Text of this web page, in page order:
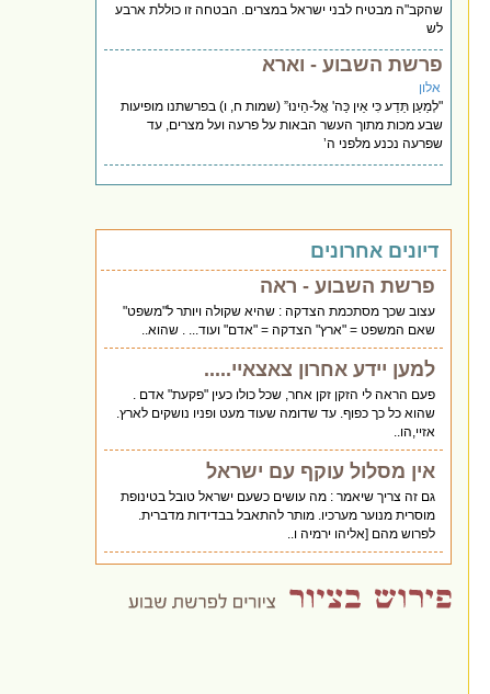
שהקב"ה מבטיח לבני ישראל במצרים. הבטחה זו כוללת ארבע
לש
פרשת השבוע - וארא
אלון
"לְמַעַן תֵּדַע כִּי אֵין כַּה' אֱלֹ-הֵינוּ” (שמות ח, ו) בפרשתנו מופיעות
שבע מכות מתוך העשר הבאות על פרעה ועל מצרים, עד
שפרעה נכנע מלפני ה’
דיונים אחרונים
פרשת השבוע - ראה
עצוב שכך מסתכמת הצדקה : שהיא שקולה ויותר ל"משפט"
שאם המשפט = "ארץ" הצדקה = "אדם" ועוד... . שהוא..
למען יידע אחרון צאצאיי.....
פעם הראה לי הזקן זקן אחר, שכל כולו כעין "פקעת" אדם .
שהוא כל כך כפוף. עד שדומה שעוד מעט ופניו נושקים לארץ.
אזיי,הו..
אין מסלול עוקף עם ישראל
גם זה צריך שיאמר : מה עושים כשעם ישראל טובל בטינופת
מוסרית מנוער מערכיו. מותר להתאבל בבדידות מדברית.
לפרוש מהם [אליהו ירמיה ו..